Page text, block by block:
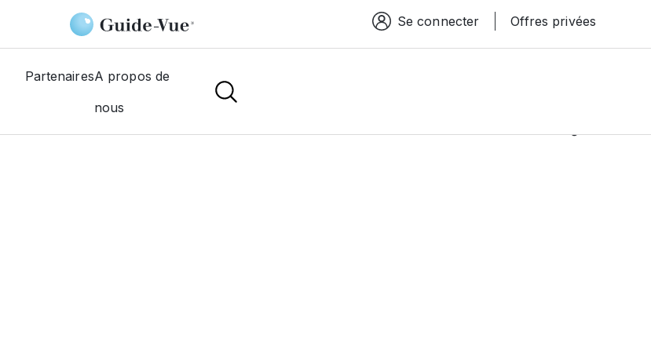
Espace connexion
Se connecter Offres privées
PartenairesA propos de
nous